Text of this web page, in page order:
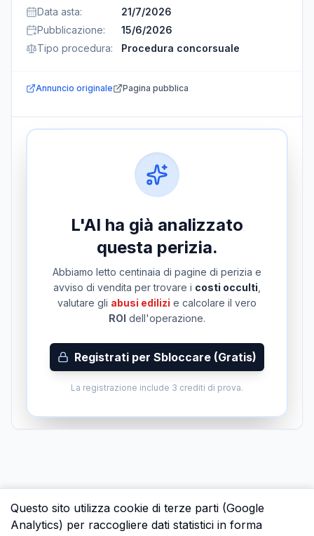
Data asta:
21/7/2026
Pubblicazione:
15/6/2026
Tipo procedura: Procedura concorsuale
Annuncio originale Pagina pubblica
L'AI ha già analizzato
questa perizia.
Abbiamo letto centinaia di pagine di perizia e
avviso di vendita per trovare i costi occulti
valutare gli abusi edilizi e calcolare il vero
ROI dell'operazione.
Registrati per Sbloccare (Gratis)
La registrazione include 3 crediti di prova.
Questo sito utilizza cookie di terze parti (Google
Analytics) per raccogliere dati statistici in forma